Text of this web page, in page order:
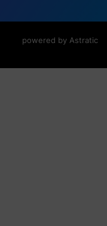
powered by Astratic